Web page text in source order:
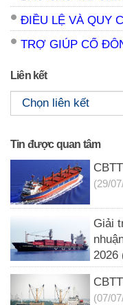
ĐIỀU LỆ VÀ QUY
TRỢ GIÚP CỔ
Liên kết
Tin được quan tâm
(29/
Giải
2026
(07/